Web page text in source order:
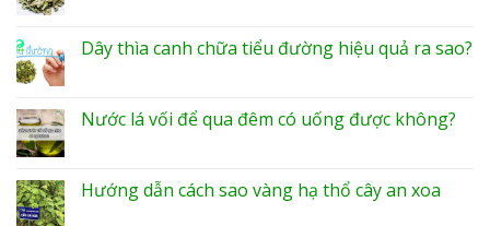
Dây thìa canh chữa tiểu đường hiệu quả ra sao?
Nước lá vối để qua đêm có uống được không?
Hướng dẫn cách sao vàng hạ thổ cây an xoa